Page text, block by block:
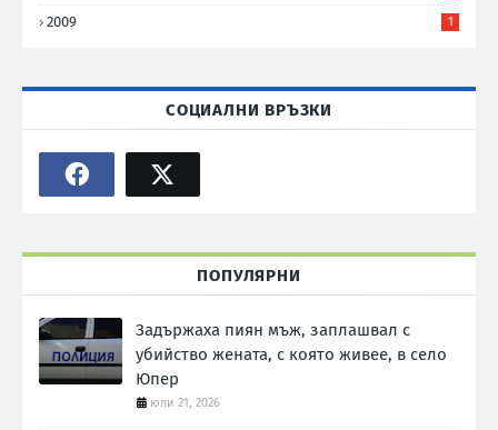
2009 1
СОЦИАЛНИ ВРЪЗКИ
ПОПУЛЯРНИ
Задържаха пиян мъж, заплашвал с
убийство жената, с която живее, в село
Юпер
юли 21, 2026